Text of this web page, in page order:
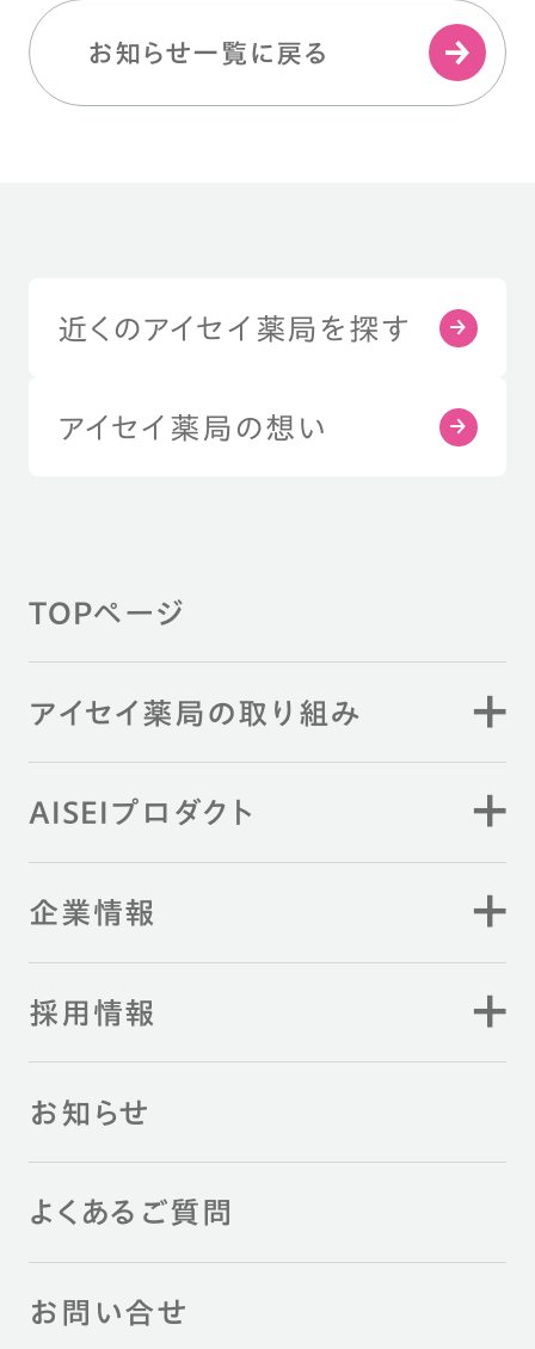
お知らせ一覧に戻る
近くのアイセイ薬局を探す
アイセイ薬局の想い
TOPページ
アイセイ薬局の取り組み
AISEIプロダクト
企業情報
採用情報
お知らせ
よくあるご質問
お問い合せ